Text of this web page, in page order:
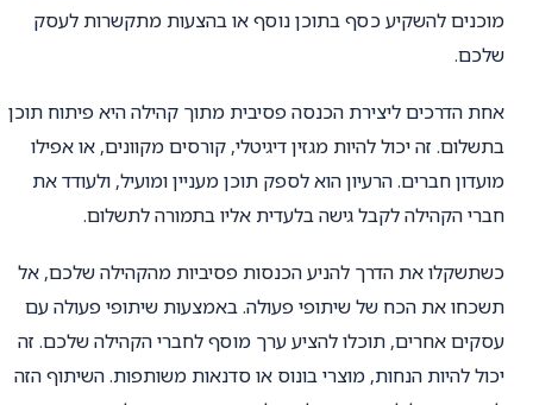
מוכנים להשקיע כסף בתוכן נוסף או בהצעות מתקשרות לעסק
שלכם.
אחת הדרכים ליצירת הכנסה פסיבית מתוך קהילה היא פיתוח תוכן
בתשלום. זה יכול להיות מגזין דיגיטלי, קורסים מקוונים, או אפילו
מועדון חברים. הרעיון הוא לספק תוכן מעניין ומועיל, ולעודד את
חברי הקהילה לקבל גישה בלעדית אליו בתמורה לתשלום.
כשתשקלו את הדרך להניע הכנסות פסיביות מהקהילה שלכם, אל
תשכחו את הכח של שיתופי פעולה. באמצעות שיתופי פעולה עם
עסקים אחרים, תוכלו להציע ערך מוסף לחברי הקהילה שלכם. זה
יכול להיות הנחות, מוצרי בונוס או סדנאות משותפות. השיתוף הזה